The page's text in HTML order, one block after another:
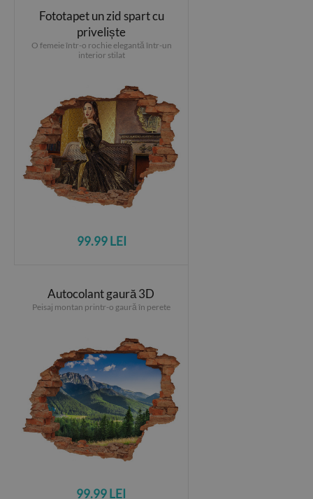
Fototapet un zid spart cu
priveliște
O femeie într-o rochie elegantă într-un
interior stilat
99.99 LEI
Autocolant gaură 3D
Peisaj montan printr-o gaură în perete
99.99 LEI